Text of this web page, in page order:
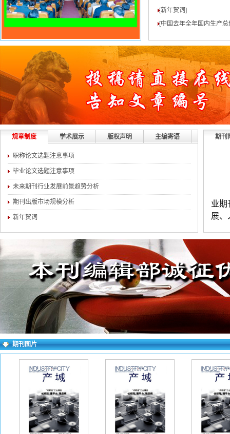
[新年贺词]
[中国去年全年国内生产
规章制度 学术展示 版权声明 主编寄语
职称论文选题注意事项
毕业论文选题注意事项
未来期刊行业发展前景趋势分析
期刊出版市场规模分析
新年贺词
期刊
业期
展、
练，
（3
介。
对录
右上
失败
期刊图片